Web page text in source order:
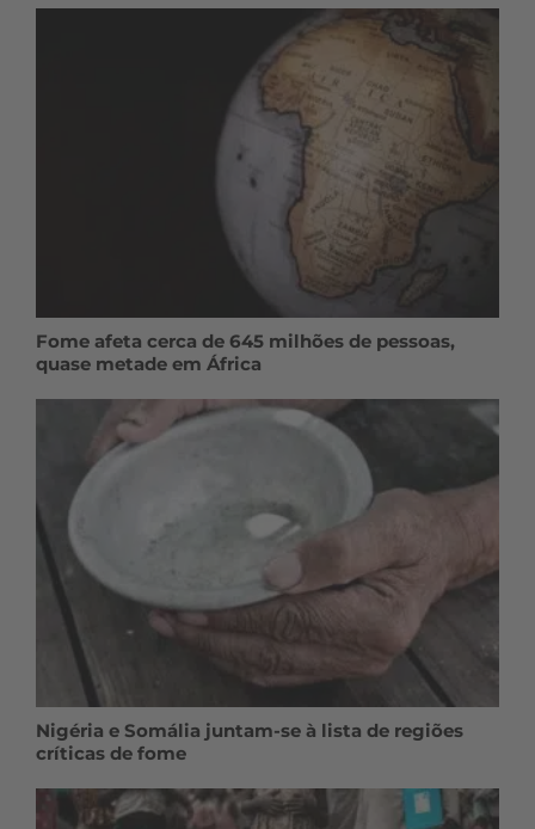
Fome afeta cerca de 645 milhões de pessoas,
quase metade em África
Nigéria e Somália juntam-se à lista de regiões
críticas de fome